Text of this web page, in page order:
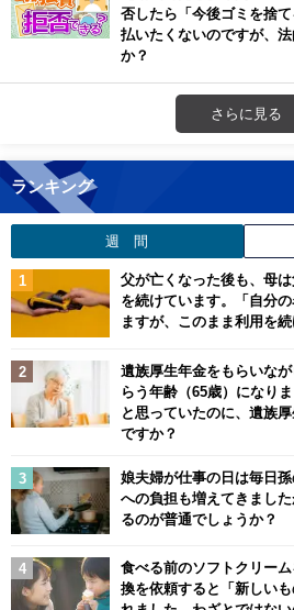
否したら「今後ゴミを捨
払いたくないのですが、
か？
さらに見る
ランキング
週 間
父が亡くなった後も、母
を続けています。「自分
ますが、このまま利用を
遺族厚生年金をもらいな
らう年齢（65歳）になり
と思っていたのに、遺族
ですか？
娘夫婦が仕事の日は毎日
への負担も増えてきまし
るのが普通でしょうか？
食べる前のソフトクリー
換を依頼すると「新しい